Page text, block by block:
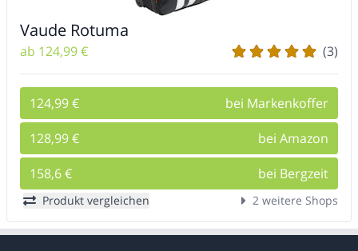
Vaude Rotuma
ab 124,99 € (3)
124,99 €
bei Markenkoffer
128,99 €
bei Amazon
158,6 €
bei Bergzeit
Produkt vergleichen 2 weitere Shops